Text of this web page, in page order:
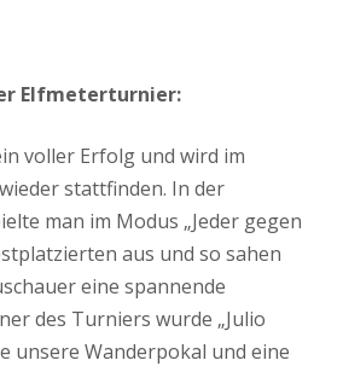
Elfmeterturnier:
voller Erfolg und wird im
stattfinden. In der
man im Modus „Jeder gegen
aus und so sahen
eine spannende
des Turniers wurde „Julio
unsere Wanderpokal und eine